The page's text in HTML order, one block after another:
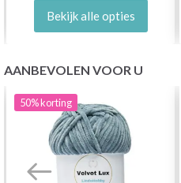
Bekijk alle opties
AANBEVOLEN VOOR U
50%korting